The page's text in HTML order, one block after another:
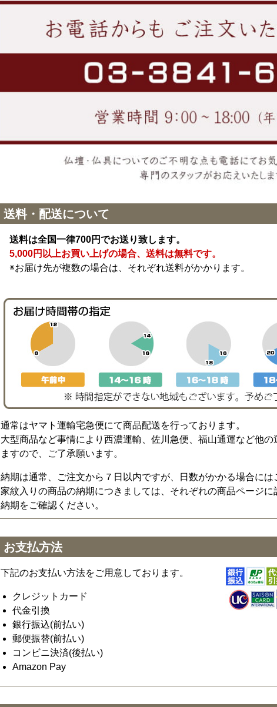
送料・配送について
送料は全国一律700円でお送り致します。
5,000円以上お買い上げの場合、送料は無料です。
※お届け先が複数の場合は、それぞれ送料がかかります。
通常はヤマト運輸宅急便にて商品配送を行っております。
大型商品など事情により西濃運輸、佐川急便、福山通運など他
ますので、ご了承願います。
納期は通常、ご注文から７日以内ですが、日数がかかる場合に
家紋入りの商品の納期につきましては、それぞれの商品ページ
納期をご確認ください。
お支払方法
下記のお支払い方法をご用意しております。
クレジットカード
代金引換
銀行振込(前払い)
郵便振替(前払い)
コンビニ決済(後払い)
Amazon Pay